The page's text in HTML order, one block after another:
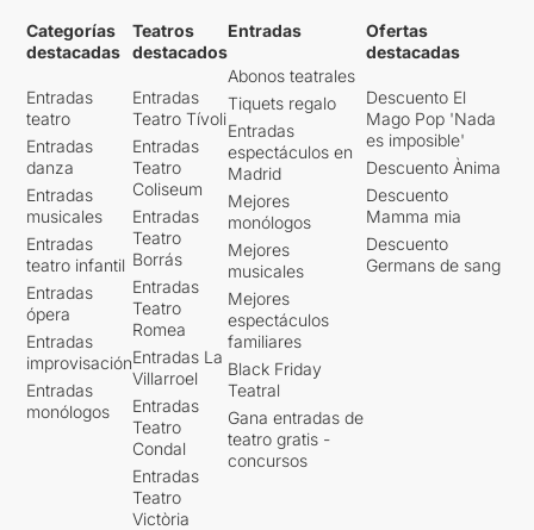
Categorías
destacadas
Entradas
teatro
Entradas
danza
Entradas
musicales
Entradas
teatro infantil
Entradas
ópera
Entradas
improvisación
Entradas
monólogos
Teatros
destacados
Entradas
Teatro Tívoli
Entradas
Teatro
Coliseum
Entradas
Teatro
Borrás
Entradas
Teatro
Romea
Entradas La
Villarroel
Entradas
Teatro
Condal
Entradas
Teatro
Victòria
Entradas
Abonos teatrales
Tiquets regalo
Entradas
espectáculos en
Madrid
Mejores
monólogos
Mejores
musicales
Mejores
espectáculos
familiares
Black Friday
Teatral
Gana entradas de
teatro gratis -
concursos
Ofertas
destacadas
Descuento El
Mago Pop 'Nada
es imposible'
Descuento Ànima
Descuento
Mamma mia
Descuento
Germans de sang